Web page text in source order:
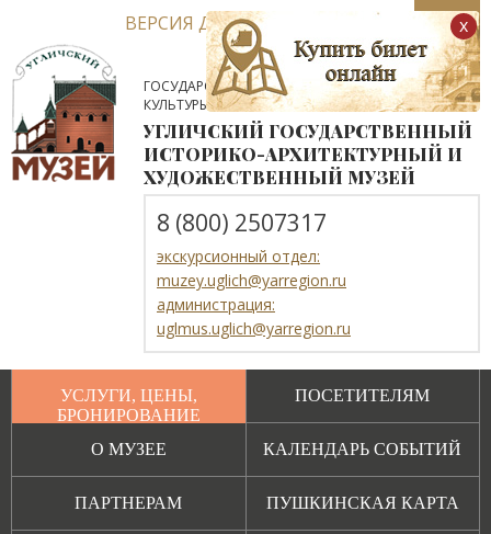
ВЕРСИЯ ДЛЯ СЛАБОВИДЯЩИХ
ГОСУДАРСТВЕННОЕ АВТОНОМНОЕ УЧРЕЖДЕНИЕ
КУЛЬТУРЫ ЯРОСЛАВСКОЙ ОБЛАСТИ
УГЛИЧСКИЙ ГОСУДАРСТВЕННЫЙ
ИСТОРИКО-АРХИТЕКТУРНЫЙ И
ХУДОЖЕСТВЕННЫЙ МУЗЕЙ
8 (800) 2507317
экскурсионный отдел:
muzey.uglich@yarregion.ru
администрация:
uglmus.uglich@yarregion.ru
УСЛУГИ, ЦЕНЫ,
БРОНИРОВАНИЕ
ПОСЕТИТЕЛЯМ
О МУЗЕЕ КАЛЕНДАРЬ СОБЫТИЙ
ПАРТНЕРАМ ПУШКИНСКАЯ КАРТА
x